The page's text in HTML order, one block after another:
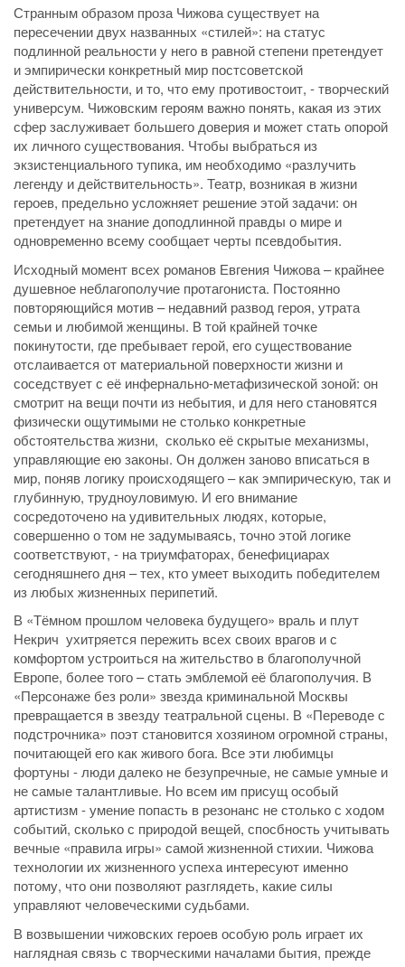
Странным образом проза Чижова существует на
пересечении двух названных «стилей»: на статус
подлинной реальности у него в равной степени претендует
и эмпирически конкретный мир постсоветской
действительности, и то, что ему противостоит, - творческий
универсум. Чижовским героям важно понять, какая из этих
сфер заслуживает большего доверия и может стать опорой
их личного существования. Чтобы выбраться из
экзистенциального тупика, им необходимо «разлучить
легенду и действительность». Театр, возникая в жизни
героев, предельно усложняет решение этой задачи: он
претендует на знание доподлинной правды о мире и
одновременно всему сообщает черты псевдобытия.
Исходный момент всех романов Евгения Чижова – крайнее
душевное неблагополучие протагониста. Постоянно
повторяющийся мотив – недавний развод героя, утрата
семьи и любимой женщины. В той крайней точке
покинутости, где пребывает герой, его существование
отслаивается от материальной поверхности жизни и
соседствует с её инфернально-метафизической зоной: он
смотрит на вещи почти из небытия, и для него становятся
физически ощутимыми не столько конкретные
обстоятельства жизни, сколько её скрытые механизмы,
управляющие ею законы. Он должен заново вписаться в
мир, поняв логику происходящего – как эмпирическую, так и
глубинную, трудноуловимую. И его внимание
сосредоточено на удивительных людях, которые,
совершенно о том не задумываясь, точно этой логике
соответствуют, - на триумфаторах, бенефициарах
сегодняшнего дня – тех, кто умеет выходить победителем
из любых жизненных перипетий.
В «Тёмном прошлом человека будущего» враль и плут
Некрич ухитряется пережить всех своих врагов и с
комфортом устроиться на жительство в благополучной
Европе, более того – стать эмблемой её благополучия. В
«Персонаже без роли» звезда криминальной Москвы
превращается в звезду театральной сцены. В «Переводе с
подстрочника» поэт становится хозяином огромной страны,
почитающей его как живого бога. Все эти любимцы
фортуны - люди далеко не безупречные, не самые умные и
не самые талантливые. Но всем им присущ особый
артистизм - умение попасть в резонанс не столько с ходом
событий, сколько с природой вещей, спосбность учитывать
вечные «правила игры» самой жизненной стихии. Чижова
технологии их жизненного успеха интересуют именно
потому, что они позволяют разглядеть, какие силы
управляют человеческими судьбами.
В возвышении чижовских героев особую роль играет их
наглядная связь с творческими началами бытия, прежде